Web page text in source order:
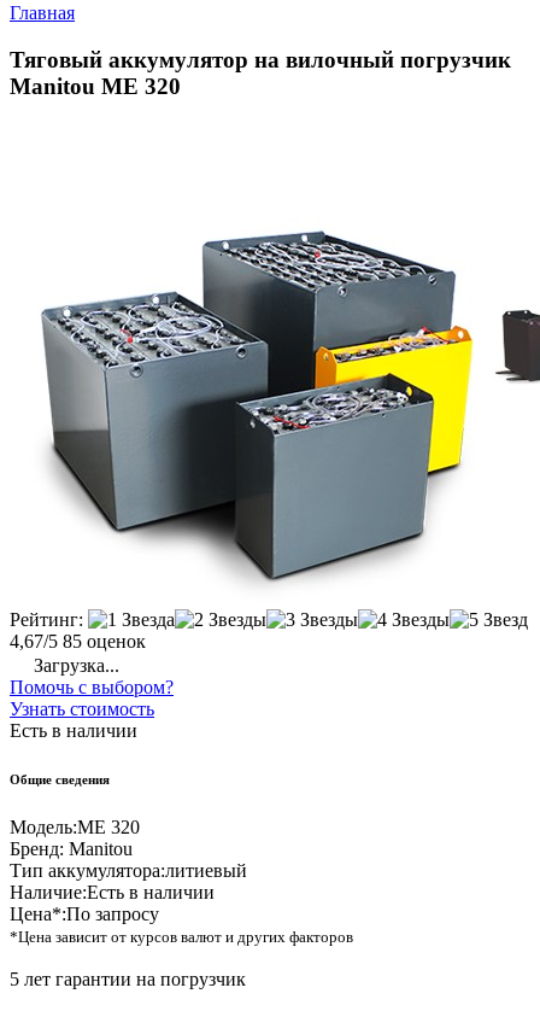
Главная
Тяговый аккумулятор на вилочный погрузчик
Manitou ME 320
Рейтинг:
4,67/5 85 оценок
Загрузка...
Помочь с выбором?
Узнать стоимость
Есть в наличии
Общие сведения
Модель:ME 320
Бренд: Manitou
Тип аккумулятора:литиевый
Наличие:Есть в наличии
Цена*:По запросу
*Цена зависит от курсов валют и других факторов
5 лет гарантии на погрузчик